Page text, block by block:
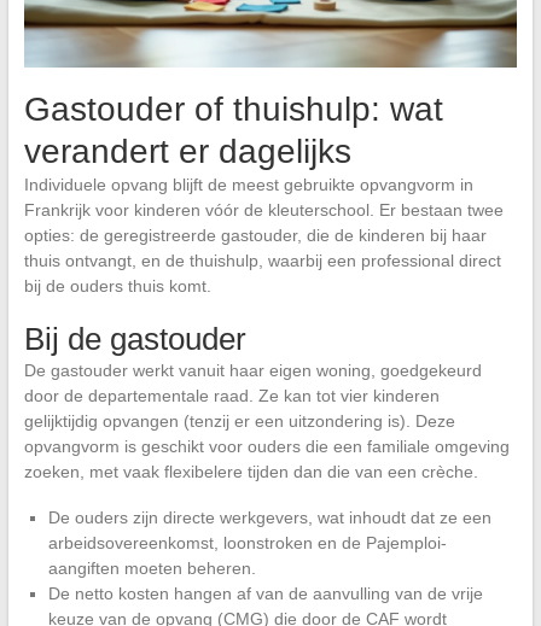
Gastouder of thuishulp: wat
verandert er dagelijks
Individuele opvang blijft de meest gebruikte opvangvorm in
Frankrijk voor kinderen vóór de kleuterschool. Er bestaan twee
opties: de geregistreerde gastouder, die de kinderen bij haar
thuis ontvangt, en de thuishulp, waarbij een professional direct
bij de ouders thuis komt.
Bij de gastouder
De gastouder werkt vanuit haar eigen woning, goedgekeurd
door de departementale raad. Ze kan tot vier kinderen
gelijktijdig opvangen (tenzij er een uitzondering is). Deze
opvangvorm is geschikt voor ouders die een familiale omgeving
zoeken, met vaak flexibelere tijden dan die van een crèche.
De ouders zijn directe werkgevers, wat inhoudt dat ze een
arbeidsovereenkomst, loonstroken en de Pajemploi-
aangiften moeten beheren.
De netto kosten hangen af van de aanvulling van de vrije
keuze van de opvang (CMG) die door de CAF wordt